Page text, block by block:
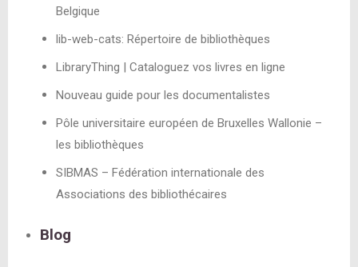
Belgique
lib-web-cats: Répertoire de bibliothèques
LibraryThing | Cataloguez vos livres en ligne
Nouveau guide pour les documentalistes
Pôle universitaire européen de Bruxelles Wallonie –
les bibliothèques
SIBMAS – Fédération internationale des
Associations des bibliothécaires
Blog